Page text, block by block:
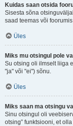
Kuidas saan otsida
Sisesta sõna
saad teemas või
Üles
Miks mu otsingul pole
Su otsing oli ilmselt liiga
"ja" või "ei") sõnu.
Üles
Miks saan ma otsingu
Sinu otsingul oli
otsing” funktsiooni, et